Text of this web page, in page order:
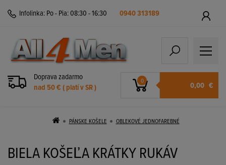
Infolinka: Po - Pia: 08:30 - 16:30 0940 313189
Doprava zadarmo
nad 50 € ( platí v SR )
0 0,00 €
PÁNSKE KOŠELE OBLEKOVÉ JEDNOFAREBNÉ
BIELA KOŠEĽA KRÁTKY RUKÁV